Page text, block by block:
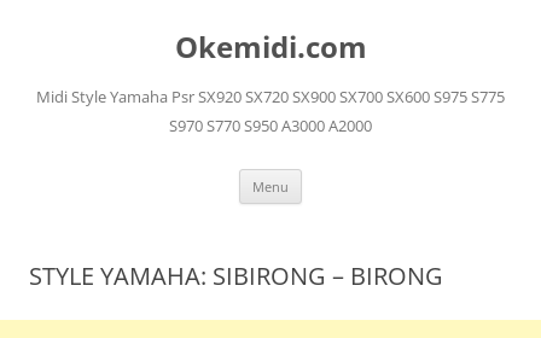
Okemidi.com
Midi Style Yamaha Psr SX920 SX720 SX900 SX700 SX600 S975 S775
S970 S770 S950 A3000 A2000
Menu
STYLE YAMAHA: SIBIRONG – BIRONG